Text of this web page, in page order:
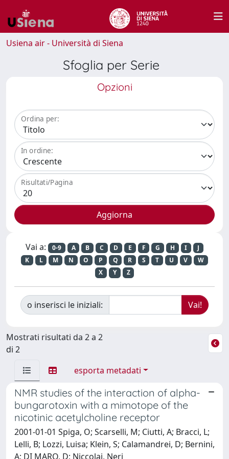
Usiena air - Università di Siena
Sfoglia per Serie
Opzioni
Ordina per:
In ordine:
Risultati/Pagina
Vai a: 0-9 A B C D E F G H I
J
K
L M N O P Q R S T U V
W
X
Y Z
o inserisci le iniziali:
Mostrati risultati da 2 a 2
di 2
esporta metadati
NMR studies of the interaction of alpha-
bungarotoxin with a mimotope of the
nicotinic acetylcholine receptor
2001-01-01 Spiga, O; Scarselli, M; Ciutti, A; Bracci, L;
Lelli, B; Lozzi, Luisa; Klein, S; Calamandrei, D; Bernini,
A; DI MARO, D; Niccolai, Neri